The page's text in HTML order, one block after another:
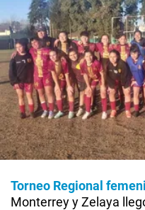
Torneo Regional
Monterrey y Zelaya